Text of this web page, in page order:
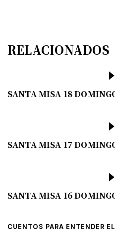
RELACIONADOS
SANTA MISA 18
SANTA MISA 17
SANTA MISA 16
CUENTOS PARA ENTENDER